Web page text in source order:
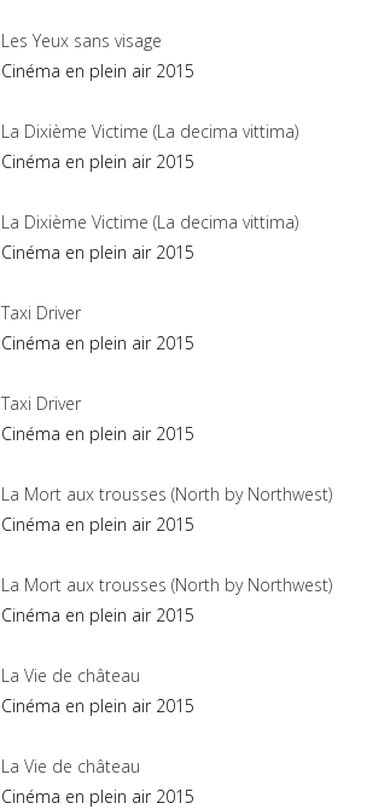
Les Yeux sans visage
Cinéma en plein air 2015
La Dixième Victime (La decima vittima)
Cinéma en plein air 2015
La Dixième Victime (La decima vittima)
Cinéma en plein air 2015
Taxi Driver
Cinéma en plein air 2015
Taxi Driver
Cinéma en plein air 2015
La Mort aux trousses (North by Northwest)
Cinéma en plein air 2015
La Mort aux trousses (North by Northwest)
Cinéma en plein air 2015
La Vie de château
Cinéma en plein air 2015
La Vie de château
Cinéma en plein air 2015